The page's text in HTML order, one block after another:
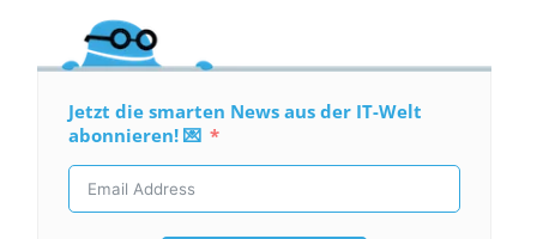
Jetzt die smarten News aus der IT-Welt
abonnieren! 💌